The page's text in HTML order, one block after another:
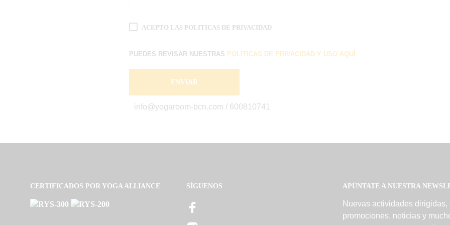
ACEPTO LAS POLITICAS DE PRIVACIDAD
PUEDES REVISAR NUESTRAS POLITICAS DE PRIVACIDAD Y USO AQUÍ
info@yogaroom-bcn.com / 600810741
CERTIFICADOS POR YOGA ALLIANCE SÍGUENOS APÚNTATE A NUESTRA
Nuevas actividades dirigidas,
promociones, noticias y